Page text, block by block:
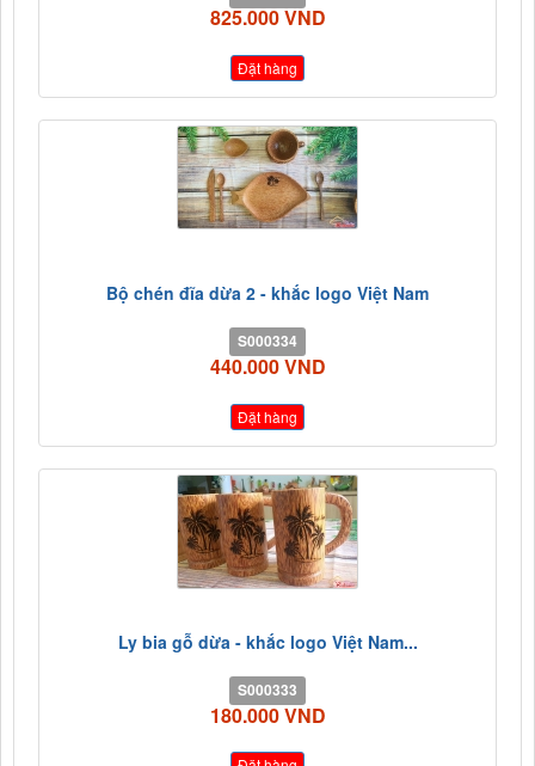
825.000 VND
Đặt hàng
Bộ chén đĩa dừa 2 - khắc logo Việt Nam
S000334
440.000 VND
Đặt hàng
Ly bia gỗ dừa - khắc logo Việt Nam...
S000333
180.000 VND